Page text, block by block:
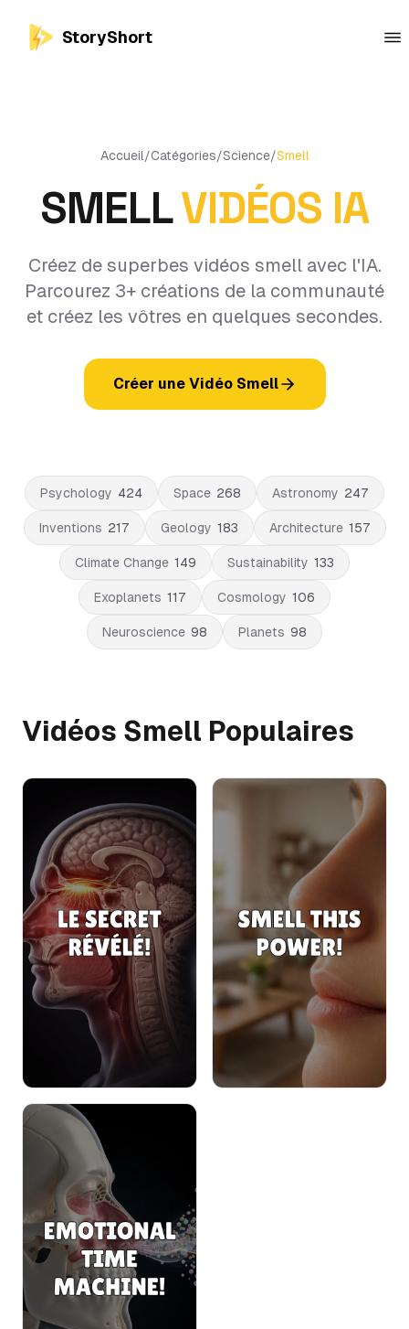
StoryShort
Accueil/Catégories/Science/Smell
SMELLVIDÉOS IA
Créez de superbes vidéos smell avec l'IA.
Parcourez 3+ créations de la communauté
et créez les vôtres en quelques secondes.
Créer une Vidéo Smell
Psychology 424 Space 268 Astronomy 247
Inventions 217 Geology 183 Architecture 157
Climate Change 149 Sustainability 133
Exoplanets 117 Cosmology 106
Neuroscience 98 Planets 98
Vidéos Smell Populaires